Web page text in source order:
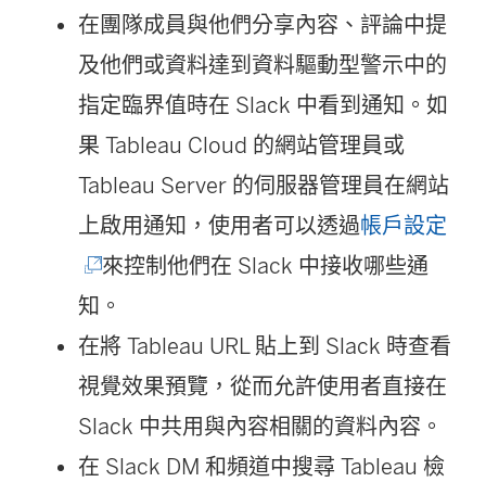
在團隊成員與他們分享內容、評論中提
及他們或資料達到資料驅動型警示中的
指定臨界值時在 Slack 中看到通知。如
果 Tableau Cloud 的網站管理員或
Tableau Server 的伺服器管理員在網站
上啟用通知，使用者可以透過帳戶設定
在
來控制他們在 Slack 中接收哪些通
知。
在將 Tableau URL 貼上到 Slack 時查看
視覺效果預覽，從而允許使用者直接在
Slack 中共用與內容相關的資料內容。
在 Slack DM 和頻道中搜尋 Tableau 檢